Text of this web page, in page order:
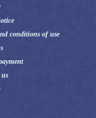
conditions of use